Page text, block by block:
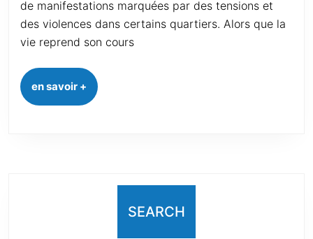
de manifestations marquées par des tensions et
des violences dans certains quartiers. Alors que la
vie reprend son cours
en savoir +
SEARCH